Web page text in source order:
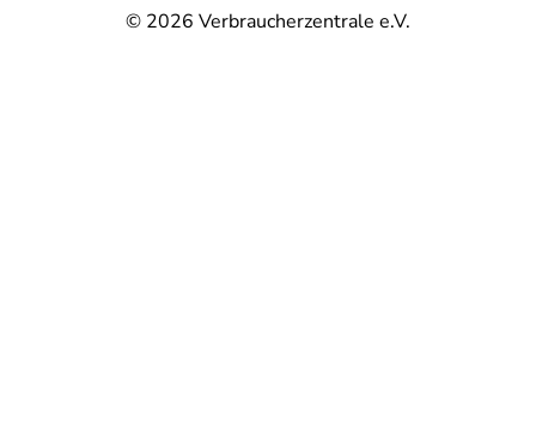
© 2026 Verbraucherzentrale e.V.